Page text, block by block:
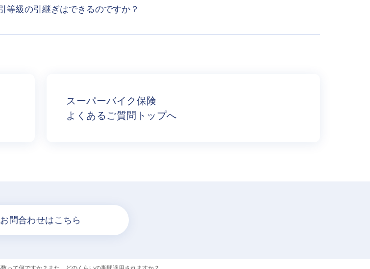
等級の引継ぎはできるのですか？
スーパーバイク保険
よくあるご質問トップへ
お問合わせはこちら